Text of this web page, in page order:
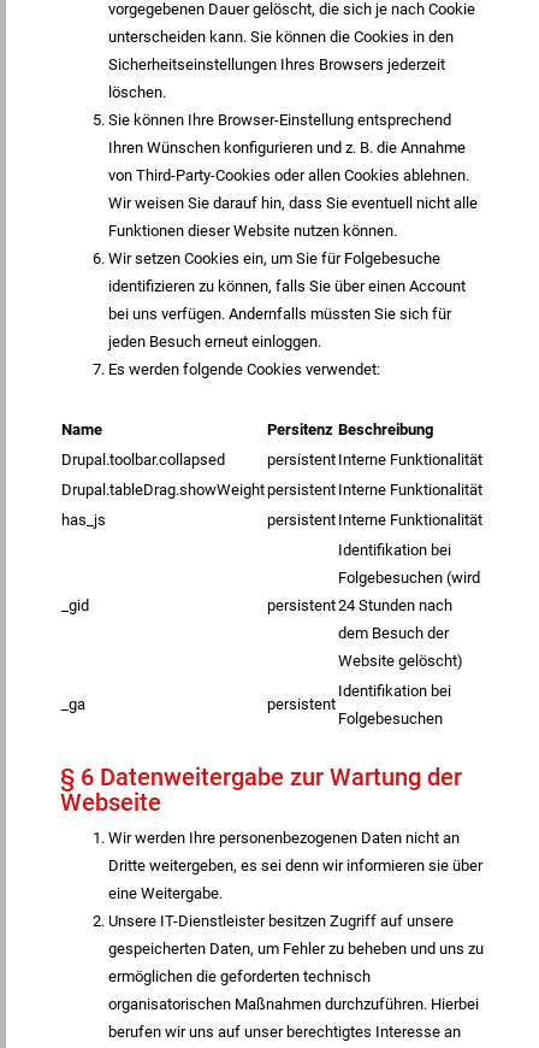
vorgegebenen Dauer gelöscht, die sich je nach Cookie
unterscheiden kann. Sie können die Cookies in den
Sicherheitseinstellungen Ihres Browsers jederzeit
löschen.
Sie können Ihre Browser-Einstellung entsprechend
Ihren Wünschen konfigurieren und z. B. die Annahme
von Third-Party-Cookies oder allen Cookies ablehnen.
Wir weisen Sie darauf hin, dass Sie eventuell nicht alle
Funktionen dieser Website nutzen können.
Wir setzen Cookies ein, um Sie für Folgebesuche
identifizieren zu können, falls Sie über einen Account
bei uns verfügen. Andernfalls müssten Sie sich für
jeden Besuch erneut einloggen.
Es werden folgende Cookies verwendet:
Name Persitenz Beschreibung
Drupal.toolbar.collapsed
persistent Interne Funktionalität
Drupal.tableDrag.showWeightpersistent Interne Funktionalität
has_js
persistent Interne Funktionalität
_gid persistent
Identifikation bei
Folgebesuchen (wird
24 Stunden nach
dem Besuch der
Website gelöscht)
_ga persistent
Identifikation bei
Folgebesuchen
§ 6 Datenweitergabe zur Wartung der
Webseite
Wir werden Ihre personenbezogenen Daten nicht an
Dritte weitergeben, es sei denn wir informieren sie über
eine Weitergabe.
Unsere IT-Dienstleister besitzen Zugriff auf unsere
gespeicherten Daten, um Fehler zu beheben und uns zu
ermöglichen die geforderten technisch
organisatorischen Maßnahmen durchzuführen. Hierbei
berufen wir uns auf unser berechtigtes Interesse an